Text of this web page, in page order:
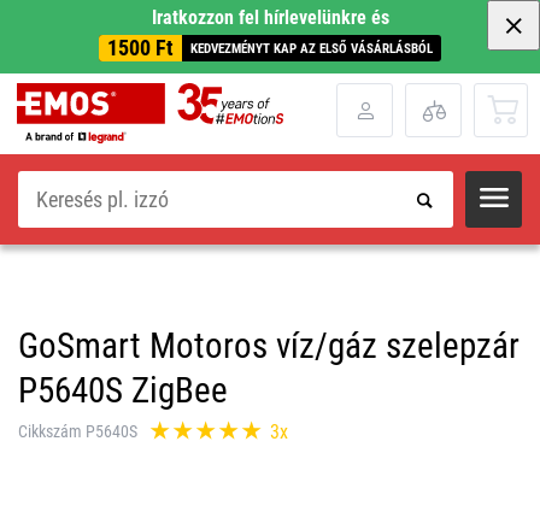
Iratkozzon fel hírlevelünkre és
1500 Ft KEDVEZMÉNYT KAP AZ ELSŐ VÁSÁRLÁSBÓL
Keresés
GoSmart Motoros víz/gáz szelepzár
P5640S ZigBee
Cikkszám P5640S 3x